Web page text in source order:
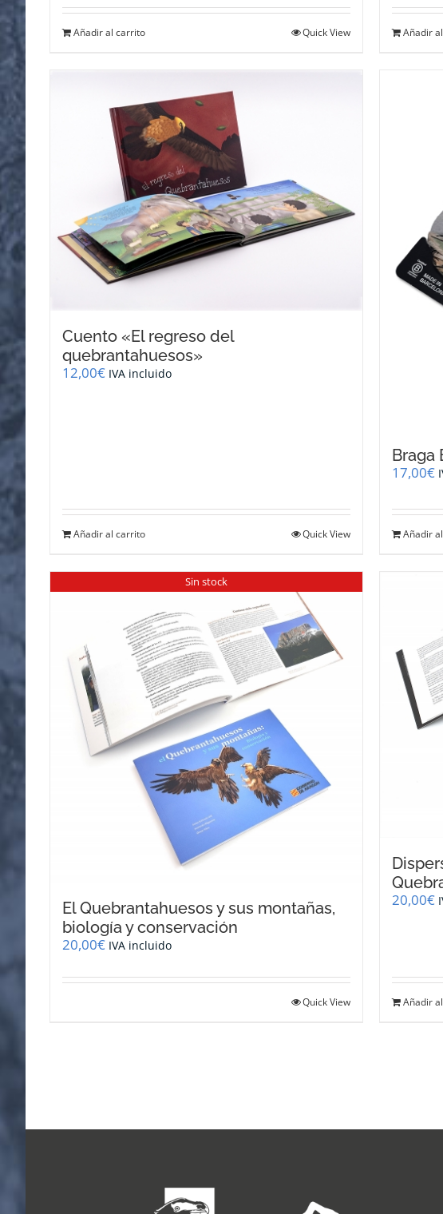
Añadir al carrito Quick View Añadir
Cuento «El regreso del
quebrantahuesos»
12,00€ IVA incluido
Añadir al carrito Quick View
Braga
17,00€
Añadir
Sin stock
El Quebrantahuesos y sus montañas,
biología y conservación
20,00€ IVA incluido
Quick View
20,00€
Añadir